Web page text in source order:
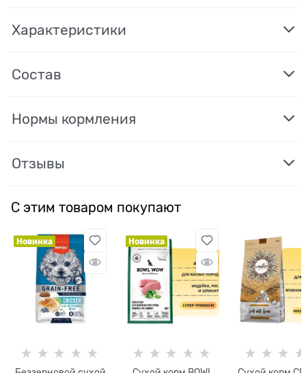
Характеристики
Состав
Нормы кормления
Отзывы
С этим товаром покупают
Новинка Новинка